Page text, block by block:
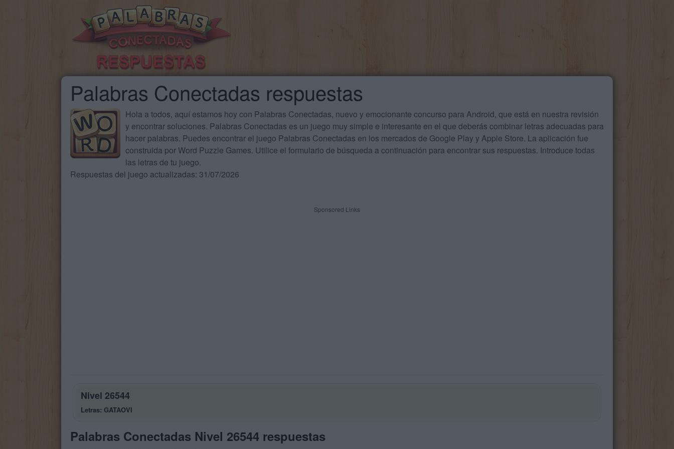
Palabras Conectadas respuestas
Hola a todos, aquí estamos hoy con Palabras Conectadas, nuevo y emocionante concurso para Android, que está en nuestra revisión
y encontrar soluciones. Palabras Conectadas es un juego muy simple e interesante en el que deberás combinar letras adecuadas para
hacer palabras. Puedes encontrar el juego Palabras Conectadas en los mercados de Google Play y Apple Store. La aplicación fue
construida por Word Puzzle Games. Utilice el formulario de búsqueda a continuación para encontrar sus respuestas. Introduce todas
las letras de tu juego.
Respuestas del juego actualizadas: 31/07/2026
Sponsored Links
Nivel 26544
Letras: GATAOVI
Palabras Conectadas Nivel 26544 respuestas